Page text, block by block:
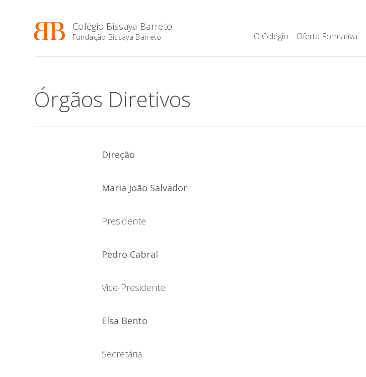
Colégio Bissaya Barreto
Fundação Bissaya Barreto O Colégio Oferta Formativa
Órgãos Diretivos
Direção
Maria João Salvador
Presidente
Pedro Cabral
Vice-Presidente
Elsa Bento
Secretária